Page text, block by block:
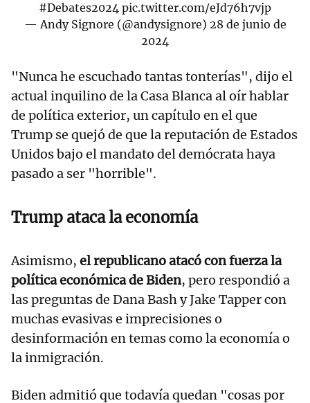
#Debates2024 pic.twitter.com/eJd76h7vjp
— Andy Signore (@andysignore) 28 de junio de
2024
"Nunca he escuchado tantas tonterías", dijo el
actual inquilino de la Casa Blanca al oír hablar
de política exterior, un capítulo en el que
Trump se quejó de que la reputación de Estados
Unidos bajo el mandato del demócrata haya
pasado a ser "horrible".
Trump ataca la economía
Asimismo, el republicano atacó con fuerza la
política económica de Biden, pero respondió a
las preguntas de Dana Bash y Jake Tapper con
muchas evasivas e imprecisiones o
desinformación en temas como la economía o
la inmigración.
Biden admitió que todavía quedan "cosas por